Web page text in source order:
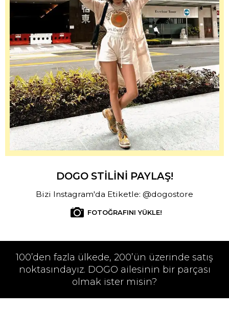
DOGO STİLİNİ PAYLAŞ!
Bizi Instagram'da Etiketle: @dogostore
FOTOĞRAFINI YÜKLE!
100’den fazla ülkede, 200’ün üzerinde satış
noktasındayız. DOGO ailesinin bir parçası
olmak ister misin?